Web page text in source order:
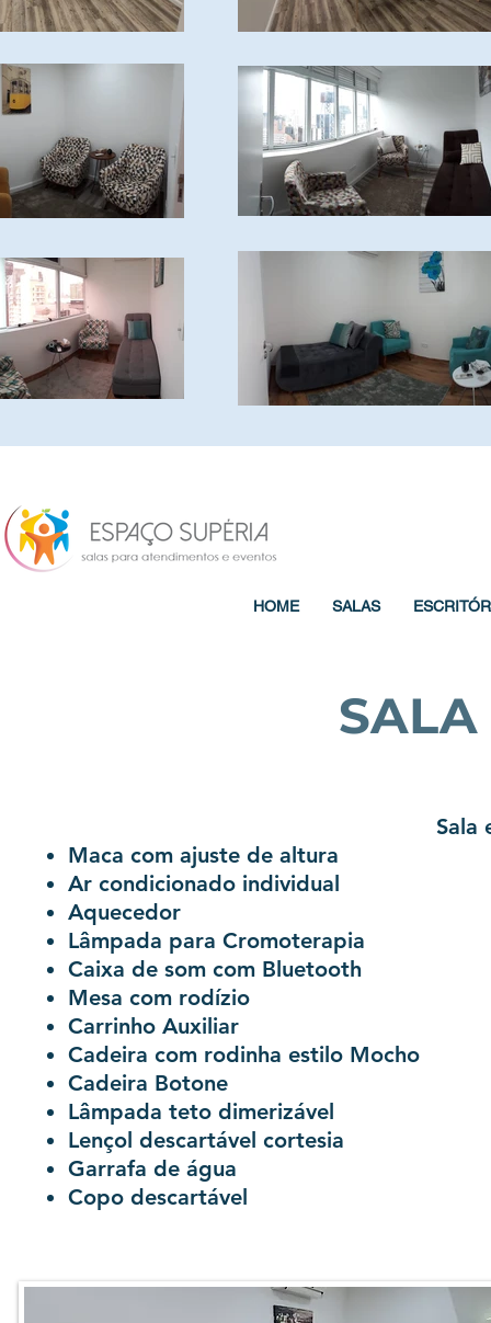
HOME SALAS
Sala
Maca com ajuste de altura
Ar condicionado individual
Aquecedor
Lâmpada para Cromoterapia
Caixa de som com Bluetooth
Mesa com rodízio
Carrinho Auxiliar
Cadeira com rodinha estilo Mocho
Cadeira Botone
Lâmpada teto dimerizável
Lençol descartável cortesia
Garrafa de água
Copo descartável